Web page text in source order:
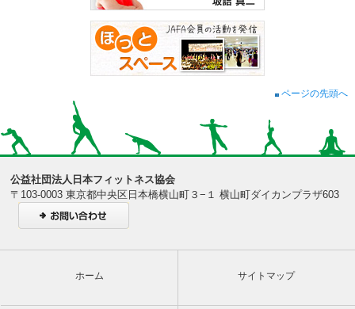
ページの先頭へ
公益社団法人日本フィットネス協会
〒103-0003 東京都中央区日本橋横山町３−１ 横山町ダイカンプラザ603
ホーム サイトマップ